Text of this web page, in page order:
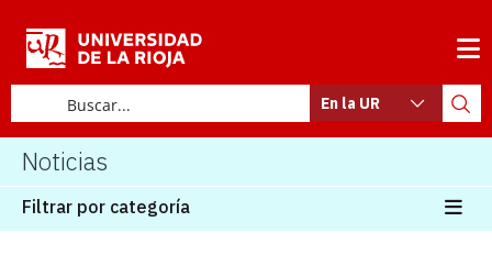
En la UR
Noticias
Filtrar por categoría